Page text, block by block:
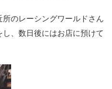
のレーシングワールドさん
、数日後にはお店に預けて